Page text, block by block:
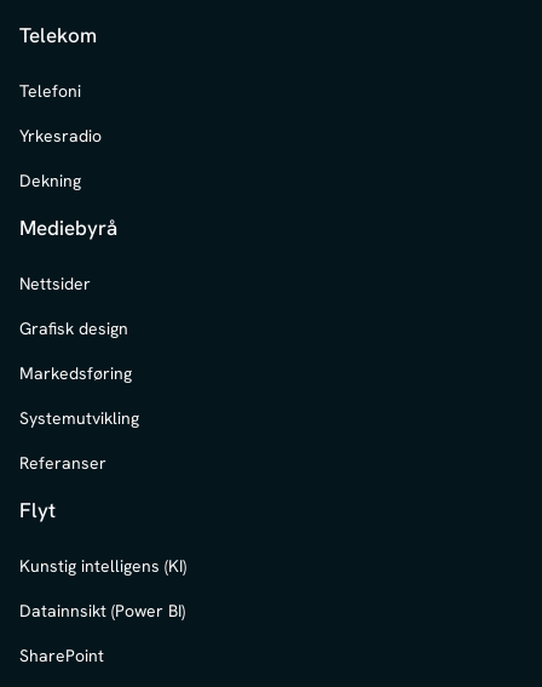
Telekom
Telefoni
Yrkesradio
Dekning
Mediebyrå
Nettsider
Grafisk design
Markedsføring
Systemutvikling
Referanser
Flyt
Kunstig intelligens (KI)
Datainnsikt (Power BI)
SharePoint